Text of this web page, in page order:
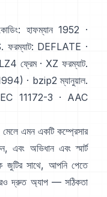
হাফম্যান 1952 ·
. ফরম্যাট: DEFLATE ·
LZ4 ফ্রেম · XZ ফরম্যাট.
· bzip2 ম্যানুয়াল.
11172-3 · AAC
মেলে এমন একটি কম্প্রেসার
এবং অভিধান এবং স্মার্ট
জুটির সাথে, আপনি পেতে
দ্রুত অ্যাপ — সঠিকতা